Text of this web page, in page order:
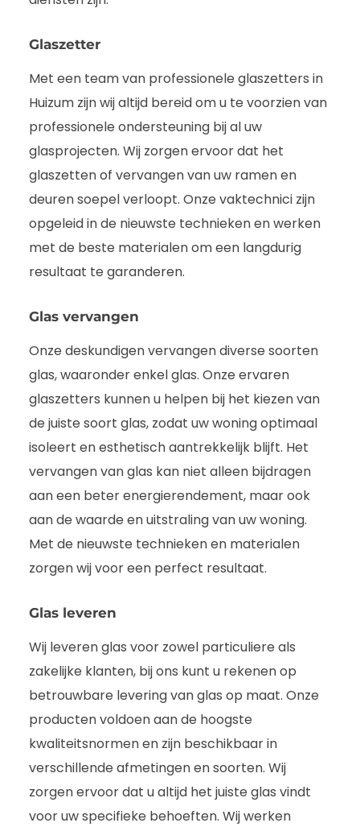
Glaszetter
Met een team van professionele glaszetters in
Huizum zijn wij altijd bereid om u te voorzien van
professionele ondersteuning bij al uw
glasprojecten. Wij zorgen ervoor dat het
glaszetten of vervangen van uw ramen en
deuren soepel verloopt. Onze vaktechnici zijn
opgeleid in de nieuwste technieken en werken
met de beste materialen om een langdurig
resultaat te garanderen.
Glas vervangen
Onze deskundigen vervangen diverse soorten
glas, waaronder enkel glas. Onze ervaren
glaszetters kunnen u helpen bij het kiezen van
de juiste soort glas, zodat uw woning optimaal
isoleert en esthetisch aantrekkelijk blijft. Het
vervangen van glas kan niet alleen bijdragen
aan een beter energierendement, maar ook
aan de waarde en uitstraling van uw woning.
Met de nieuwste technieken en materialen
zorgen wij voor een perfect resultaat.
Glas leveren
Wij leveren glas voor zowel particuliere als
zakelijke klanten, bij ons kunt u rekenen op
betrouwbare levering van glas op maat. Onze
producten voldoen aan de hoogste
kwaliteitsnormen en zijn beschikbaar in
verschillende afmetingen en soorten. Wij
zorgen ervoor dat u altijd het juiste glas vindt
voor uw specifieke behoeften. Wij werken